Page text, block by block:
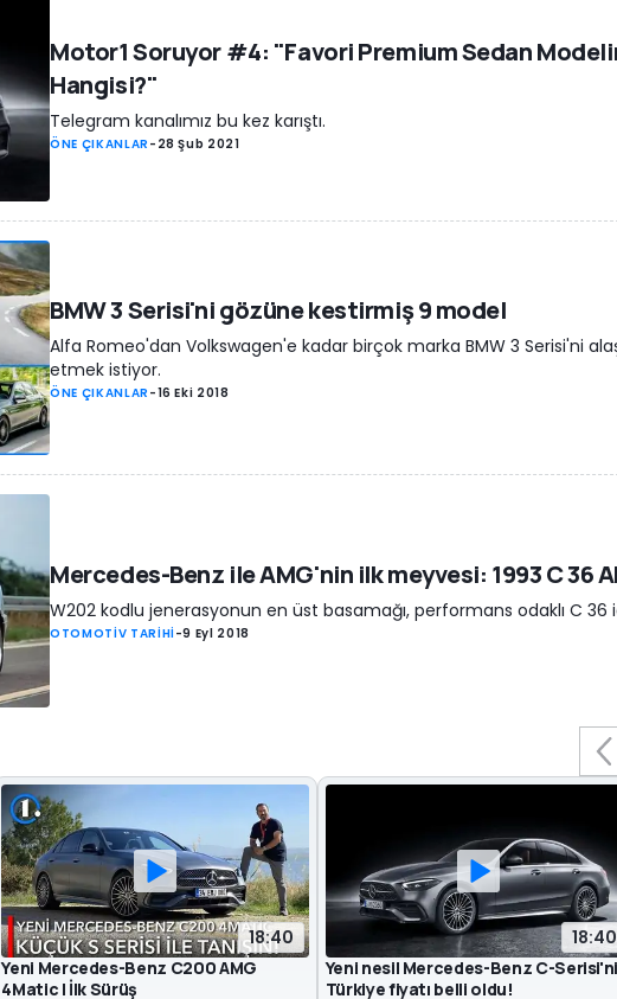
Motor1 Soruyor #4: "Favori Premium Sedan
Hangisi?"
Telegram kanalımız bu kez karıştı.
ÖNE ÇIKANLAR - 28 Şub 2021
BMW 3 Serisi'ni gözüne kestirmiş 9 model
Alfa Romeo'dan Volkswagen'e kadar birçok marka BMW 3 Serisi'ni
etmek istiyor.
ÖNE ÇIKANLAR -16 Eki 2018
Mercedes-Benz ile AMG'nin ilk meyvesi: 1993 C 36
W202 kodlu jenerasyonun en üst basamağı, performans odaklı C 36
OTOMOTİV TARİHİ-9 Eyl 2018
18:40
Yeni Mercedes-Benz C200 AMG
4Matic | İlk Sürüş
18:40
Yeni nesil Mercedes-Benz C-
Türkiye fiyatı belli oldu!